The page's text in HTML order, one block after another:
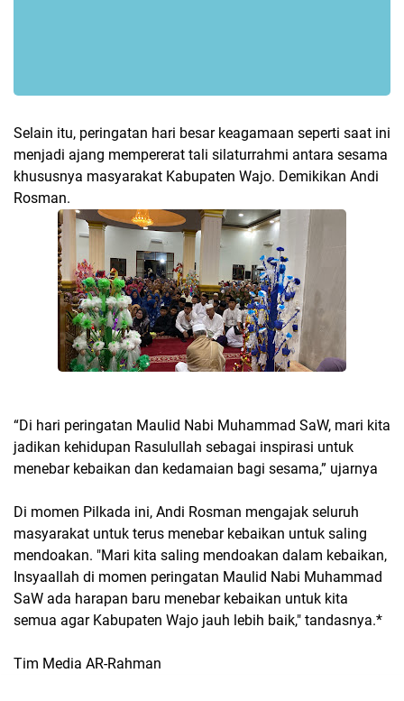
Selain itu, peringatan hari besar keagamaan seperti saat ini
menjadi ajang mempererat tali silaturrahmi antara sesama
khususnya masyarakat Kabupaten Wajo. Demikikan Andi
Rosman.
“Di hari peringatan Maulid Nabi Muhammad SaW, mari kita
jadikan kehidupan Rasulullah sebagai inspirasi untuk
menebar kebaikan dan kedamaian bagi sesama,” ujarnya
Di momen Pilkada ini, Andi Rosman mengajak seluruh
masyarakat untuk terus menebar kebaikan untuk saling
mendoakan. "Mari kita saling mendoakan dalam kebaikan,
Insyaallah di momen peringatan Maulid Nabi Muhammad
SaW ada harapan baru menebar kebaikan untuk kita
semua agar Kabupaten Wajo jauh lebih baik," tandasnya.*
Tim Media AR-Rahman